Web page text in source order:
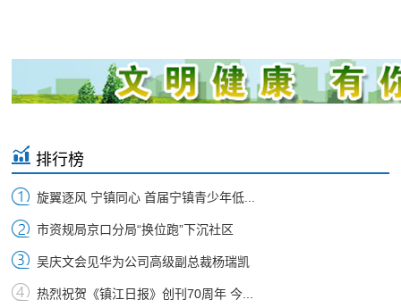
排行榜
旋翼逐风 宁镇同心 首届宁镇青少年低...
市资规局京口分局“换位跑”下沉社区
吴庆文会见华为公司高级副总裁杨瑞凯
热烈祝贺《镇江日报》创刊70周年 今...